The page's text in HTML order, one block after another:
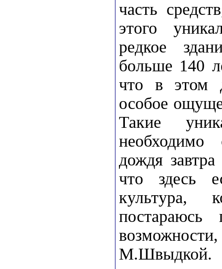
часть
этого
редкое
больше 140
что в этом
особое
Такие
необходимо
дождя
что здесь
культура,
М.Швыдкой.